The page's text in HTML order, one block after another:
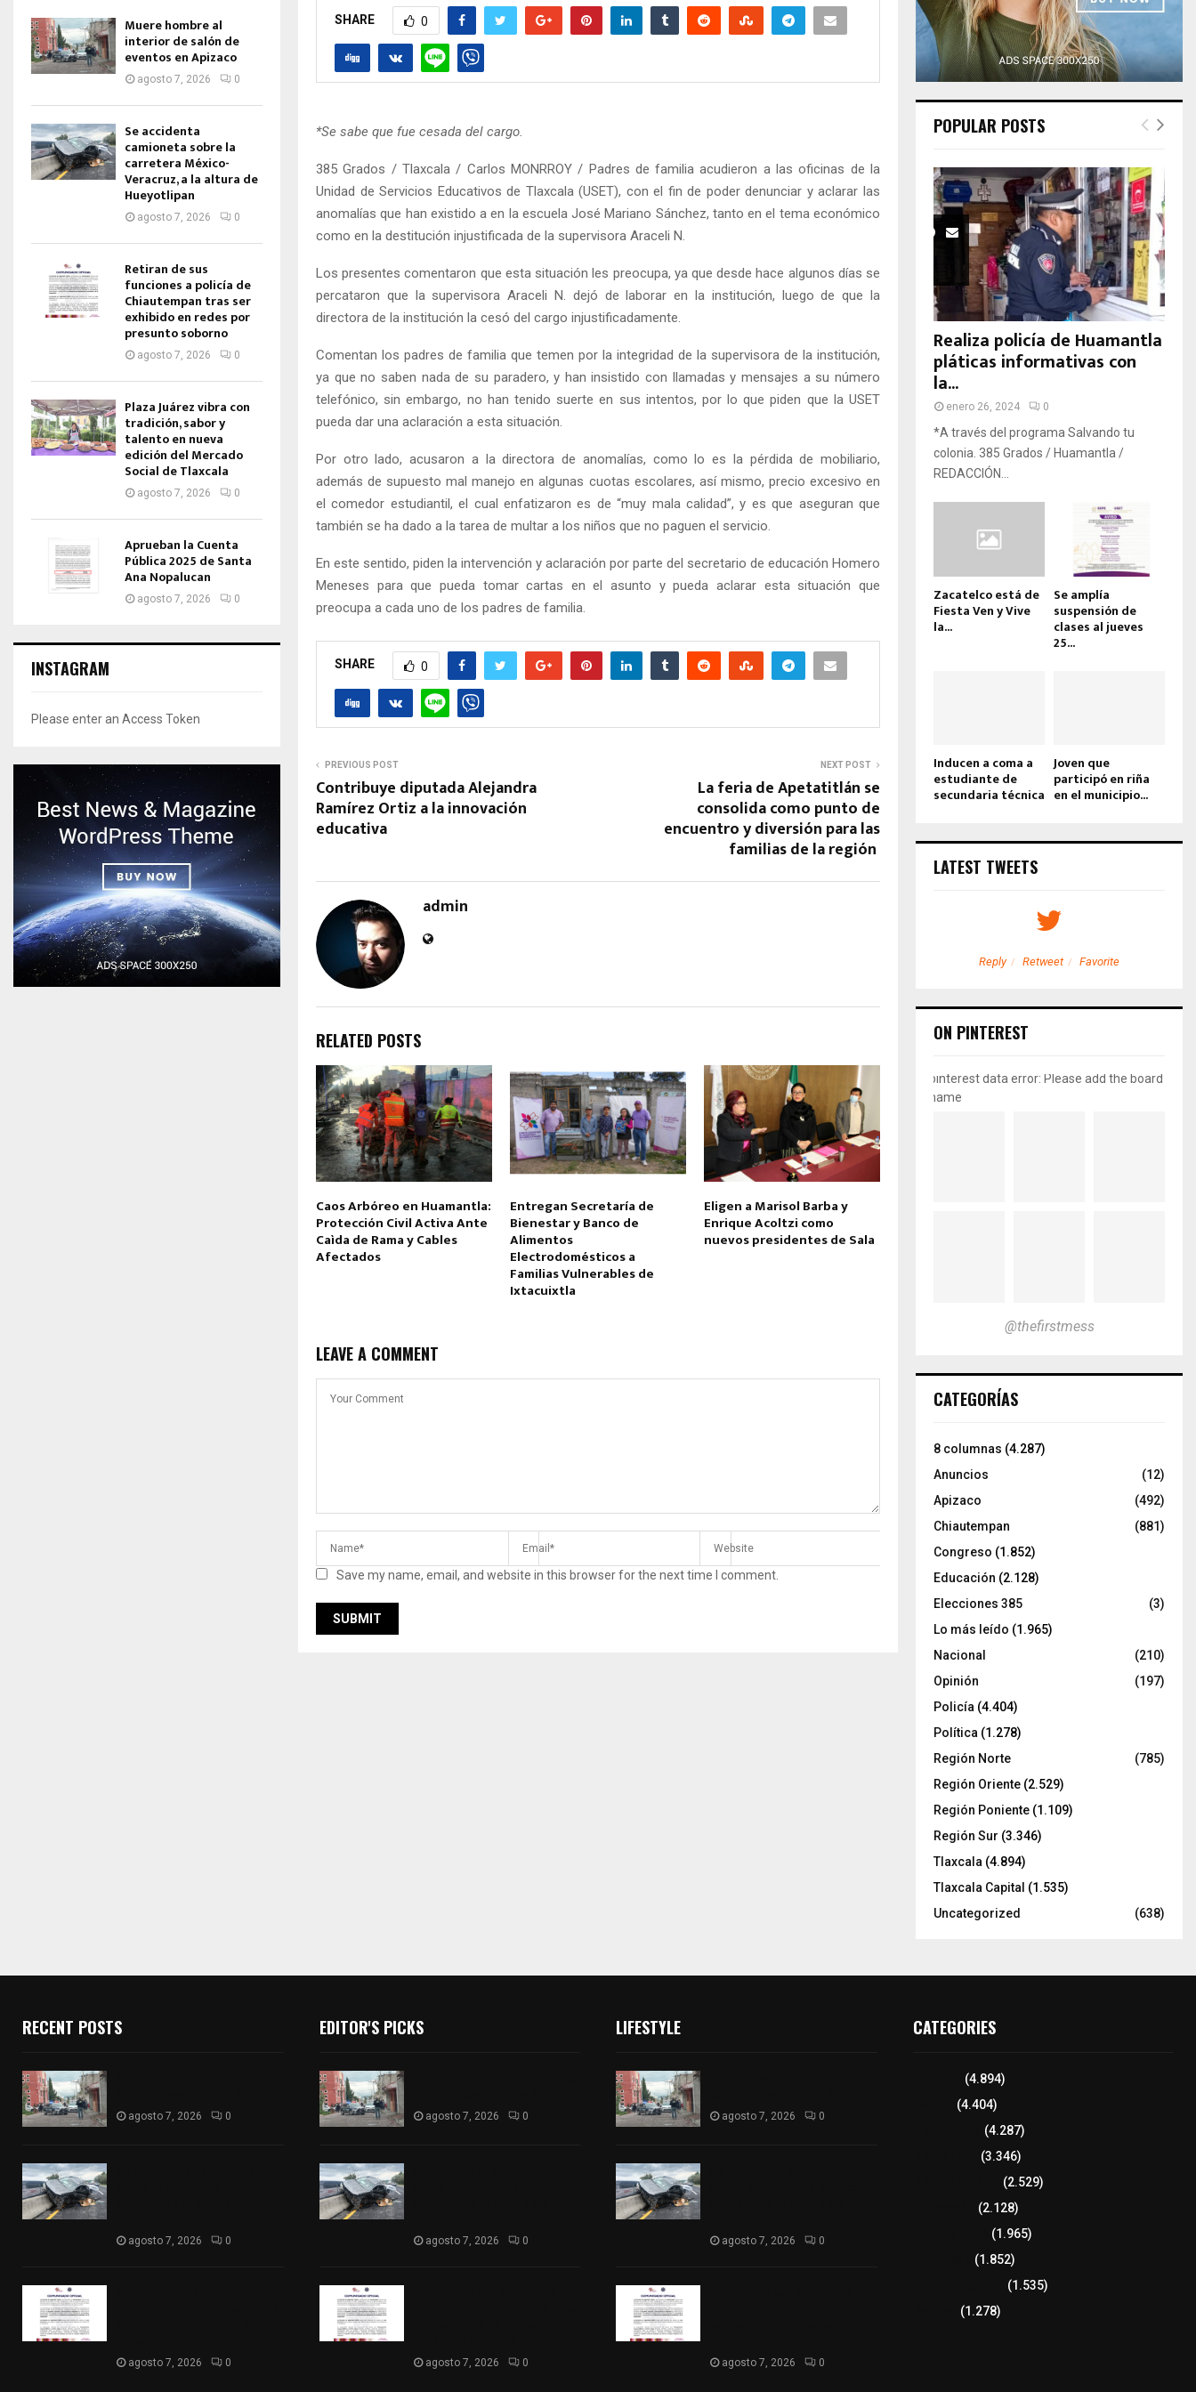
SHARE 0
*Se sabe que fue cesada del cargo.
385 Grados / Tlaxcala / Carlos MONRROY / Padres de familia acudieron a las oficinas de la
Unidad de Servicios Educativos de Tlaxcala (USET), con el fin de poder denunciar y aclarar las
anomalías que han existido a en la escuela José Mariano Sánchez, tanto en el tema económico
como en la destitución injustificada de la supervisora Araceli N.
Los presentes comentaron que esta situación les preocupa, ya que desde hace algunos días se
percataron que la supervisora Araceli N. dejó de laborar en la institución, luego de que la
directora de la institución la cesó del cargo injustificadamente.
Comentan los padres de familia que temen por la integridad de la supervisora de la institución,
ya que no saben nada de su paradero, y han insistido con llamadas y mensajes a su número
telefónico, sin embargo, no han tenido suerte en sus intentos, por lo que piden que la USET
pueda dar una aclaración a esta situación.
Por otro lado, acusaron a la directora de anomalías, como lo es la pérdida de mobiliario,
además de supuesto mal manejo en algunas cuotas escolares, así mismo, precio excesivo en
el comedor estudiantil, el cual enfatizaron es de “muy mala calidad”, y es que aseguran que
también se ha dado a la tarea de multar a los niños que no paguen el servicio.
En este sentido, piden la intervención y aclaración por parte del secretario de educación Homero
Meneses para que pueda tomar cartas en el asunto y pueda aclarar esta situación que
preocupa a cada uno de los padres de familia.
SHARE 0
PREVIOUS POST
Contribuye diputada Alejandra
Ramírez Ortiz a la innovación
educativa
NEXT POST
La feria de Apetatitlán se
consolida como punto de
encuentro y diversión para las
familias de la región
admin
RELATED POSTS
Caos Arbóreo en Huamantla:
Protección Civil Activa Ante
Caìda de Rama y Cables
Afectados
Entregan Secretaría de
Bienestar y Banco de
Alimentos
Electrodomésticos a
Familias Vulnerables de
Ixtacuixtla
Eligen a Marisol Barba y
Enrique Acoltzi como
nuevos presidentes de Sala
LEAVE A COMMENT
Save my name, email, and website in this browser for the next time I comment.
Muere hombre al
interior de salón de
eventos en Apizaco
agosto 7, 2026 0
Se accidenta
camioneta sobre la
carretera México-
Veracruz, a la altura de
Hueyotlipan
agosto 7, 2026 0
Retiran de sus
funciones a policía de
Chiautempan tras ser
exhibido en redes por
presunto soborno
agosto 7, 2026 0
Plaza Juárez vibra con
tradición, sabor y
talento en nueva
edición del Mercado
Social de Tlaxcala
agosto 7, 2026 0
Aprueban la Cuenta
Pública 2025 de Santa
Ana Nopalucan
agosto 7, 2026 0
INSTAGRAM
Please enter an Access Token
POPULAR POSTS
Realiza policía de Huamantla
pláticas informativas con
la...
enero 26, 2024 0
*A través del programa Salvando tu
colonia. 385 Grados / Huamantla /
REDACCIÓN...
Zacatelco está de
Fiesta Ven y Vive
la...
Se amplía
suspensión de
clases al jueves
25...
Inducen a coma a
estudiante de
secundaria técnica
Joven que
participó en riña
en el municipio...
LATEST TWEETS
Reply Retweet Favorite
ON PINTEREST
pinterest data error: Please add the board
name
@thefirstmess
CATEGORÍAS
8 columnas (4.287)
Anuncios
(12)
Apizaco
(492)
Chiautempan
(881)
Congreso (1.852)
Educación (2.128)
Elecciones 385
(3)
Lo más leído (1.965)
Nacional
(210)
Opinión
(197)
Policía (4.404)
Política (1.278)
Región Norte
(785)
Región Oriente (2.529)
Región Poniente (1.109)
Región Sur (3.346)
Tlaxcala (4.894)
Tlaxcala Capital (1.535)
Uncategorized
(638)
RECENT POSTS
agosto 7, 2026 0
agosto 7, 2026 0
agosto 7, 2026 0
EDITOR'S PICKS
agosto 7, 2026 0
agosto 7, 2026 0
agosto 7, 2026 0
LIFESTYLE
agosto 7, 2026 0
agosto 7, 2026 0
agosto 7, 2026 0
CATEGORIES
(4.894)
(4.404)
(4.287)
(3.346)
(2.529)
(2.128)
(1.965)
(1.852)
(1.535)
(1.278)